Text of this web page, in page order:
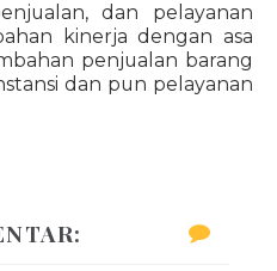
dan pelayanan
kinerja dengan asa
penjualan barang
dan pun pelayanan